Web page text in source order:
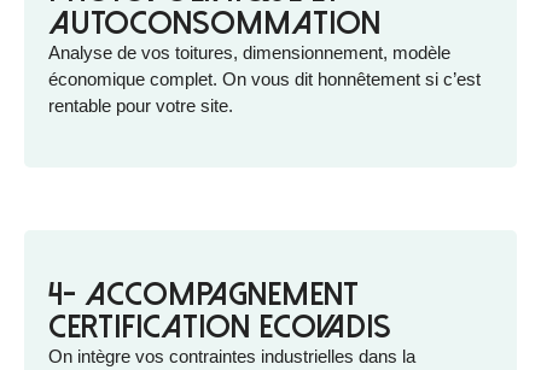
autoconsommation
Analyse de vos toitures, dimensionnement, modèle
économique complet. On vous dit honnêtement si c’est
rentable pour votre site.
4- Accompagnement
certification EcoVadis
On intègre vos contraintes industrielles dans la